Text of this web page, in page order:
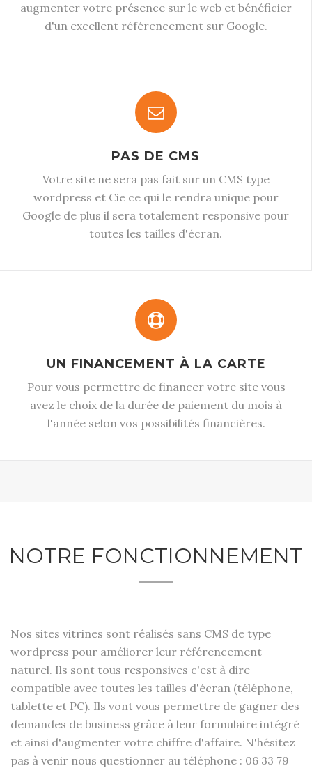
augmenter votre présence sur le web et bénéficier
d'un excellent référencement sur Google.
PAS DE CMS
Votre site ne sera pas fait sur un CMS type
wordpress et Cie ce qui le rendra unique pour
Google de plus il sera totalement responsive pour
toutes les tailles d'écran.
UN FINANCEMENT À LA CARTE
Pour vous permettre de financer votre site vous
avez le choix de la durée de paiement du mois à
l'année selon vos possibilités financières.
NOTRE FONCTIONNEMENT
Nos sites vitrines sont réalisés sans CMS de type
wordpress pour améliorer leur référencement
naturel. Ils sont tous responsives c'est à dire
compatible avec toutes les tailles d'écran (téléphone,
tablette et PC). Ils vont vous permettre de gagner des
demandes de business grâce à leur formulaire intégré
et ainsi d'augmenter votre chiffre d'affaire. N'hésitez
pas à venir nous questionner au téléphone : 06 33 79